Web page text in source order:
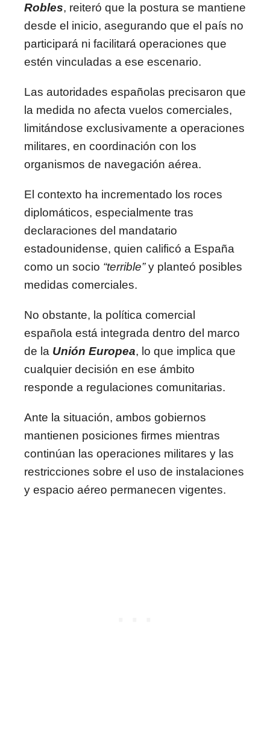
Robles, reiteró que la postura se mantiene
desde el inicio, asegurando que el país no
participará ni facilitará operaciones que
estén vinculadas a ese escenario.
Las autoridades españolas precisaron que
la medida no afecta vuelos comerciales,
limitándose exclusivamente a operaciones
militares, en coordinación con los
organismos de navegación aérea.
El contexto ha incrementado los roces
diplomáticos, especialmente tras
declaraciones del mandatario
estadounidense, quien calificó a España
como un socio “terrible”y planteó posibles
medidas comerciales.
No obstante, la política comercial
española está integrada dentro del marco
de la Unión Europea, lo que implica que
cualquier decisión en ese ámbito
responde a regulaciones comunitarias.
Ante la situación, ambos gobiernos
mantienen posiciones firmes mientras
continúan las operaciones militares y las
restricciones sobre el uso de instalaciones
y espacio aéreo permanecen vigentes.